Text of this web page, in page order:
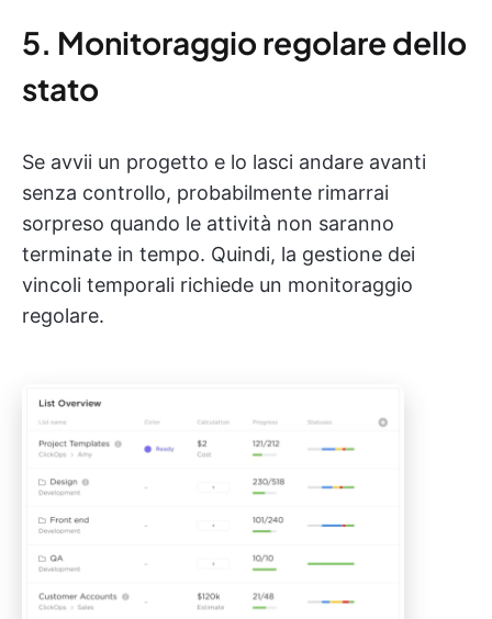
5. Monitoraggio regolare dello
stato
Se avvii un progetto e lo lasci andare avanti
senza controllo, probabilmente rimarrai
sorpreso quando le attività non saranno
terminate in tempo. Quindi, la gestione dei
vincoli temporali richiede un monitoraggio
regolare.